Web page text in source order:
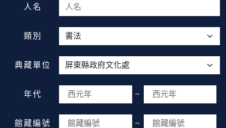
人名
類別
典藏單位
年代 ~
館藏編號 ~